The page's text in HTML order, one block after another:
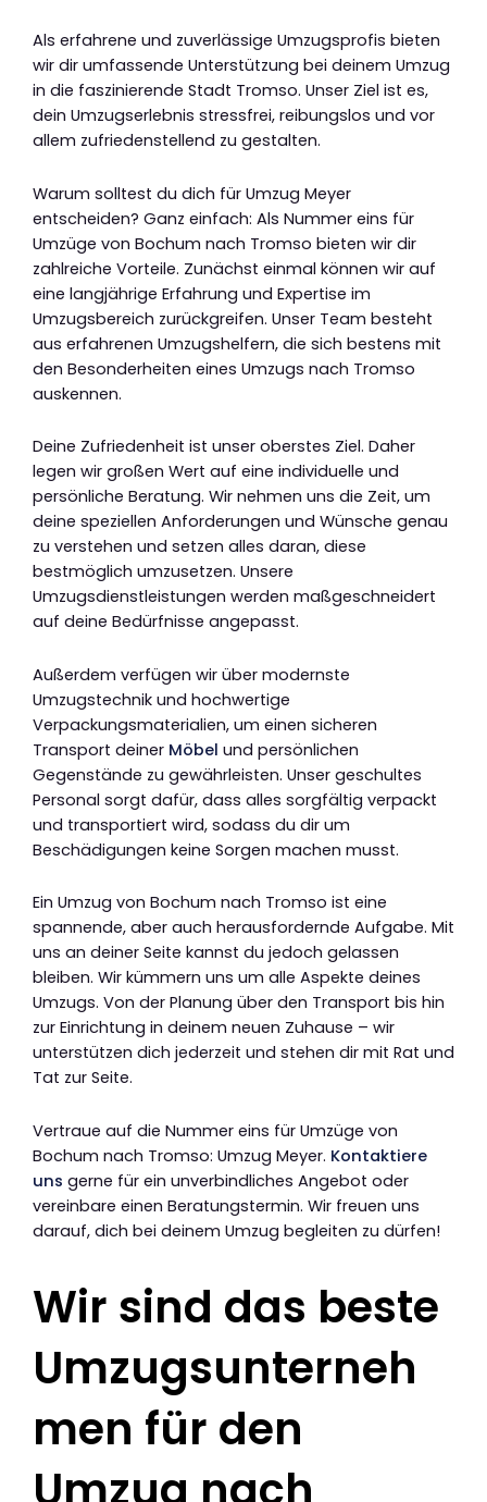
Als erfahrene und zuverlässige Umzugsprofis bieten
wir dir umfassende Unterstützung bei deinem Umzug
in die faszinierende Stadt Tromso. Unser Ziel ist es,
dein Umzugserlebnis stressfrei, reibungslos und vor
allem zufriedenstellend zu gestalten.
Warum solltest du dich für Umzug Meyer
entscheiden? Ganz einfach: Als Nummer eins für
Umzüge von Bochum nach Tromso bieten wir dir
zahlreiche Vorteile. Zunächst einmal können wir auf
eine langjährige Erfahrung und Expertise im
Umzugsbereich zurückgreifen. Unser Team besteht
aus erfahrenen Umzugshelfern, die sich bestens mit
den Besonderheiten eines Umzugs nach Tromso
auskennen.
Deine Zufriedenheit ist unser oberstes Ziel. Daher
legen wir großen Wert auf eine individuelle und
persönliche Beratung. Wir nehmen uns die Zeit, um
deine speziellen Anforderungen und Wünsche genau
zu verstehen und setzen alles daran, diese
bestmöglich umzusetzen. Unsere
Umzugsdienstleistungen werden maßgeschneidert
auf deine Bedürfnisse angepasst.
Außerdem verfügen wir über modernste
Umzugstechnik und hochwertige
Verpackungsmaterialien, um einen sicheren
Transport deiner Möbel und persönlichen
Gegenstände zu gewährleisten. Unser geschultes
Personal sorgt dafür, dass alles sorgfältig verpackt
und transportiert wird, sodass du dir um
Beschädigungen keine Sorgen machen musst.
Ein Umzug von Bochum nach Tromso ist eine
spannende, aber auch herausfordernde Aufgabe. Mit
uns an deiner Seite kannst du jedoch gelassen
bleiben. Wir kümmern uns um alle Aspekte deines
Umzugs. Von der Planung über den Transport bis hin
zur Einrichtung in deinem neuen Zuhause – wir
unterstützen dich jederzeit und stehen dir mit Rat und
Tat zur Seite.
Vertraue auf die Nummer eins für Umzüge von
Bochum nach Tromso: Umzug Meyer. Kontaktiere
uns gerne für ein unverbindliches Angebot oder
vereinbare einen Beratungstermin. Wir freuen uns
darauf, dich bei deinem Umzug begleiten zu dürfen!
Wir sind das beste
Umzugsunterneh
men für den